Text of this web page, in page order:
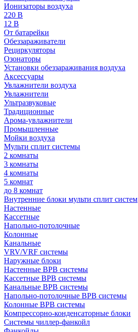
Ионизаторы воздуха
220 В
12 В
От батарейки
Обеззараживатели
Рециркуляторы
Озонаторы
Установки обеззараживания воздуха
Аксессуары
Увлажнители воздуха
Увлажнители
Ультразвуковые
Традиционные
Арома-увлажнители
Промышленные
Мойки воздуха
Мульти сплит системы
2 комнаты
3 комнаты
4 комнаты
5 комнат
до 8 комнат
Внутренние блоки мульти сплит систем
Настенные
Кассетные
Напольно-потолочные
Колонные
Канальные
VRV/VRF системы
Наружные блоки
Настенные ВРВ системы
Кассетные ВРВ системы
Канальные ВРВ системы
Напольно-потолочные ВРВ системы
Колонные ВРВ системы
Компрессорно-конденсаторные блоки
Системы чиллер-фанкойл